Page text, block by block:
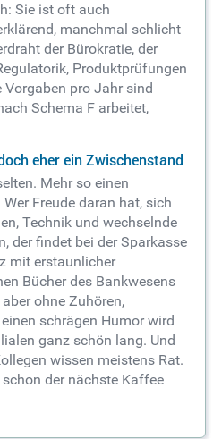
Sie ist oft auch
manchmal schlicht
der Bürokratie, der
Produktprüfungen
pro Jahr sind
Schema F arbeitet,
eher ein Zwischenstand
Mehr so einen
Freude daran hat, sich
Technik und wechselnde
der findet bei der Sparkasse
mit erstaunlicher
Bücher des Bankwesens
ohne Zuhören,
schrägen Humor wird
ganz schön lang. Und
wissen meistens Rat.
der nächste Kaffee